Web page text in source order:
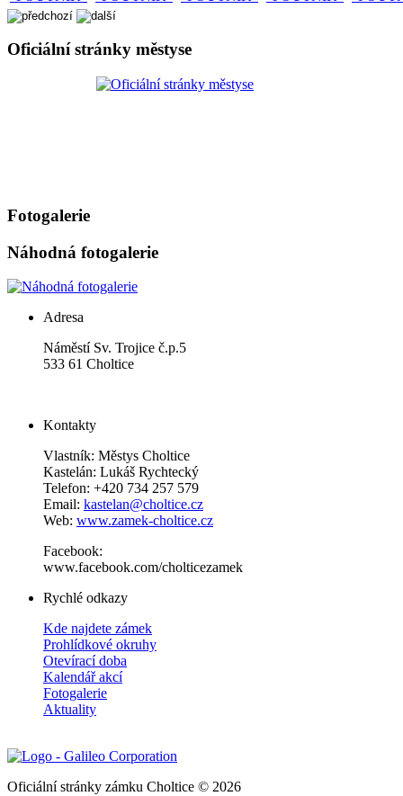
Oficiální stránky městyse
Fotogalerie
Náhodná fotogalerie
Adresa
Náměstí Sv. Trojice č.p.5
533 61 Choltice
Kontakty
Vlastník: Městys Choltice
Kastelán: Lukáš Rychtecký
Telefon: +420 734 257 579
Email: kastelan@choltice.cz
Web: www.zamek-choltice.cz
Facebook:
www.facebook.com/cholticezamek
Rychlé odkazy
Kde najdete zámek
Prohlídkové okruhy
Otevírací doba
Kalendář akcí
Fotogalerie
Aktuality
Oficiální stránky zámku Choltice © 2026